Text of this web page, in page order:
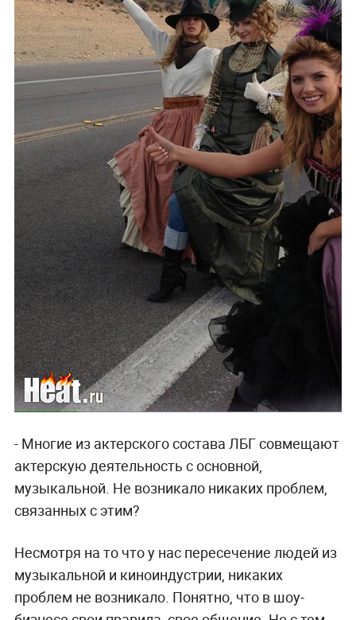
- Многие из актерского состава ЛБГ совмещают
актерскую деятельность с основной,
музыкальной. Не возникало никаких проблем,
связанных с этим?
Несмотря на то что у нас пересечение людей из
музыкальной и киноиндустрии, никаких
проблем не возникало. Понятно, что в шоу-